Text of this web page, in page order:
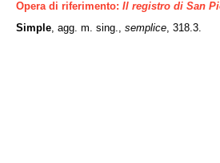
Opera di riferimento: Il registro di San
Simple , agg. m. sing., semplice , 318.3.